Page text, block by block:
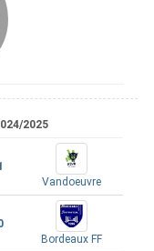
2025
Vandoeuvre
Bordeaux FF